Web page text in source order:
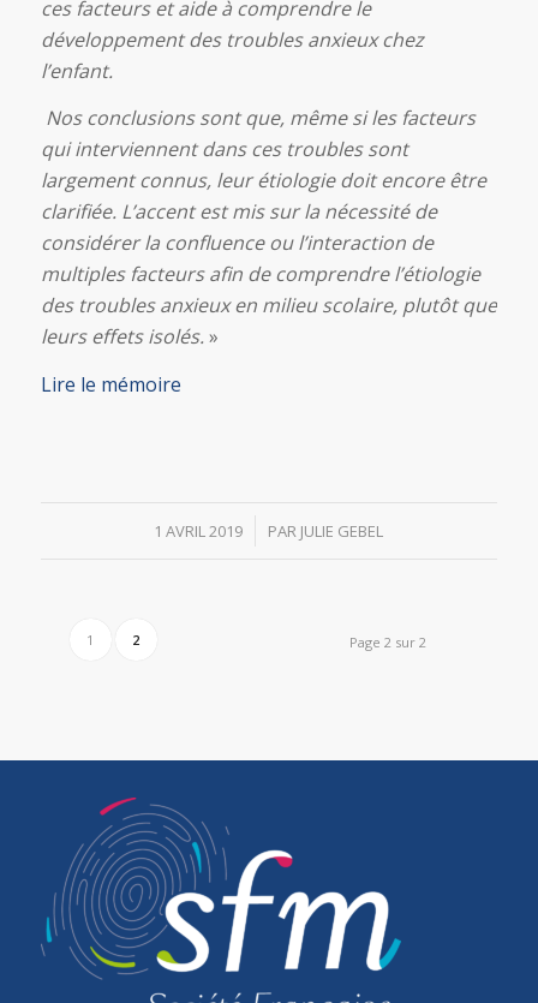
ces facteurs et aide à comprendre le
développement des troubles anxieux chez
l’enfant.
Nos conclusions sont que, même si les facteurs
qui interviennent dans ces troubles sont
largement connus, leur étiologie doit encore être
clarifiée. L’accent est mis sur la nécessité de
considérer la confluence ou l’interaction de
multiples facteurs afin de comprendre l’étiologie
des troubles anxieux en milieu scolaire, plutôt que
leurs effets isolés. »
Lire le mémoire
1 AVRIL 2019
/ PAR JULIE GEBEL
Page 2 sur 2
1 2